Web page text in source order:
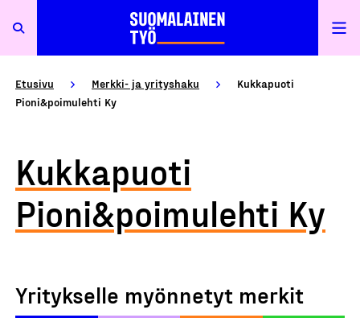
Etusivu Merkki- ja yrityshaku
Kukkapuoti
Pioni&poimulehti Ky
Kukkapuoti
Pioni&poimulehti Ky
Yritykselle myönnetyt merkit